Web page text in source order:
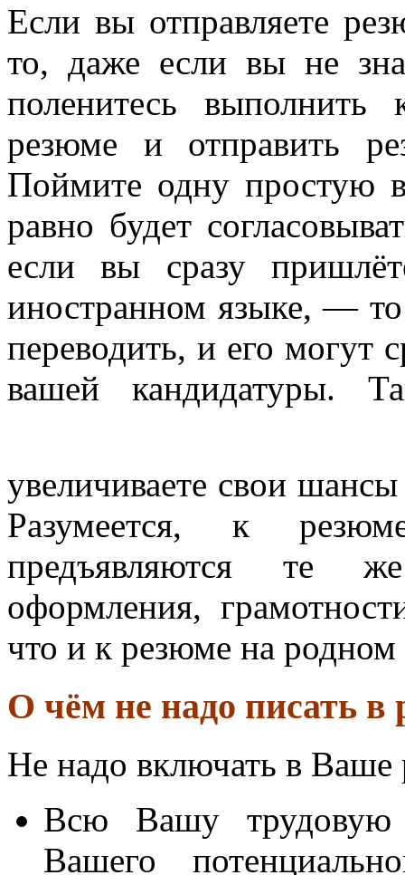
Если вы отправляете
то, даже если вы не
поленитесь выполнить
резюме и отправить
Поймите одну простую
равно будет
если вы сразу
иностранном языке, — то
переводить, и его могут
вашей кандидатуры.
увеличиваете свои
Разумеется, к
предъявляются те
оформления,
что и к резюме на родном
О чём не надо писать в
Не надо включать в Ваше
Всю Вашу
Вашего